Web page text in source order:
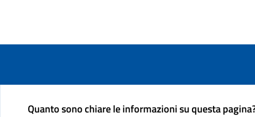
Quanto sono chiare le informazioni su questa